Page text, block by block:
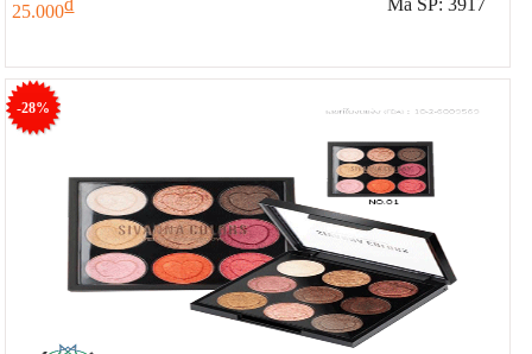
25.000đ Mã SP: 3917
-28%